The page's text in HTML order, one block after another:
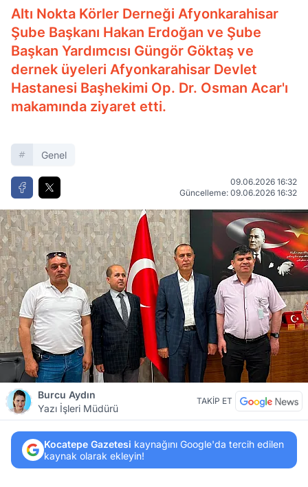
Altı Nokta Körler Derneği Afyonkarahisar
Şube Başkanı Hakan Erdoğan ve Şube
Başkan Yardımcısı Güngör Göktaş ve
dernek üyeleri Afyonkarahisar Devlet
Hastanesi Başhekimi Op. Dr. Osman Acar'ı
makamında ziyaret etti.
Genel
09.06.2026 16:32
Güncelleme: 09.06.2026 16:32
Burcu Aydın
Yazı İşleri Müdürü
TAKİP ET
Kocatepe Gazetesi kaynağını Google'da tercih edilen
kaynak olarak ekleyin!